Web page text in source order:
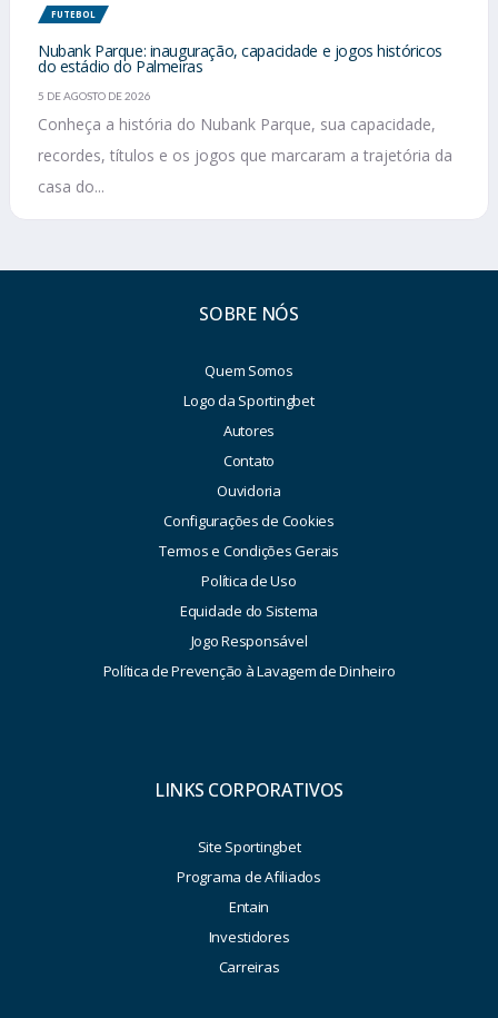
FUTEBOL
Nubank Parque: inauguração, capacidade e jogos históricos
do estádio do Palmeiras
5 DE AGOSTO DE 2026
Conheça a história do Nubank Parque, sua capacidade,
recordes, títulos e os jogos que marcaram a trajetória da
casa do...
SOBRE NÓS
Quem Somos
Logo da Sportingbet
Autores
Contato
Ouvidoria
Configurações de Cookies
Termos e Condições Gerais
Política de Uso
Equidade do Sistema
Jogo Responsável
Política de Prevenção à Lavagem de Dinheiro
LINKS CORPORATIVOS
Site Sportingbet
Programa de Afiliados
Entain
Investidores
Carreiras